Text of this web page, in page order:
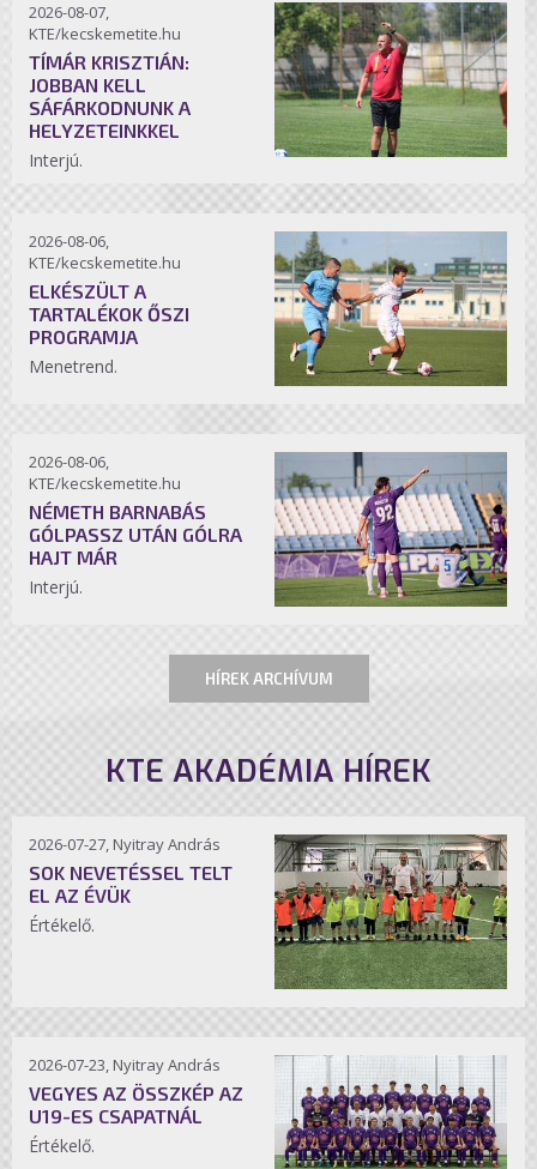
2026-08-07,
KTE/kecskemetite.hu
TÍMÁR KRISZTIÁN:
JOBBAN KELL
SÁFÁRKODNUNK A
HELYZETEINKKEL
Interjú.
2026-08-06,
KTE/kecskemetite.hu
ELKÉSZÜLT A
TARTALÉKOK ŐSZI
PROGRAMJA
Menetrend.
2026-08-06,
KTE/kecskemetite.hu
NÉMETH BARNABÁS
GÓLPASSZ UTÁN GÓLRA
HAJT MÁR
Interjú.
HÍREK ARCHÍVUM
KTE AKADÉMIA HÍREK
2026-07-27, Nyitray András
SOK NEVETÉSSEL TELT
EL AZ ÉVÜK
Értékelő.
2026-07-23, Nyitray András
VEGYES AZ ÖSSZKÉP AZ
U19-ES CSAPATNÁL
Értékelő.